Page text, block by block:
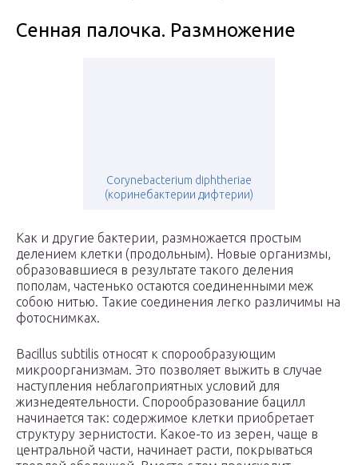
Сенная палочка. Размножение
Corynebacterium diphtheriae
(коринебактерии дифтерии)
Как и другие бактерии, размножается простым
делением клетки (продольным). Новые организмы,
образовавшиеся в результате такого деления
пополам, частенько остаются соединенными меж
собою нитью. Такие соединения легко различимы на
фотоснимках.
Bacillus subtilis относят к спорообразующим
микроорганизмам. Это позволяет выжить в случае
наступления неблагоприятных условий для
жизнедеятельности. Спорообразование бацилл
начинается так: содержимое клетки приобретает
структуру зернистости. Какое-то из зерен, чаще в
центральной части, начинает расти, покрываться